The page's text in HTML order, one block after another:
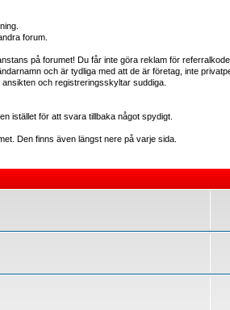
forum.
på forumet! Du får inte göra reklam för
och är tydliga med att de är företag, inte
och registreringsskyltar suddiga.
istället för att svara tillbaka något spydigt.
Den finns även längst nere på varje sida.